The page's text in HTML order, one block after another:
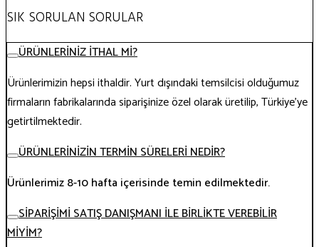
SIK SORULAN SORULAR
ÜRÜNLERİNİZ İTHAL Mİ?
Ürünlerimizin hepsi ithaldir. Yurt dışındaki temsilcisi olduğumuz
firmaların fabrikalarında siparişinize özel olarak üretilip, Türkiye’ye
getirtilmektedir.
ÜRÜNLERİNİZİN TERMİN SÜRELERİ NEDİR?
Ürünlerimiz 8-10 hafta içerisinde temin edilmektedir.
SİPARİŞİMİ SATIŞ DANIŞMANI İLE BİRLİKTE VEREBİLİR
MİYİM?